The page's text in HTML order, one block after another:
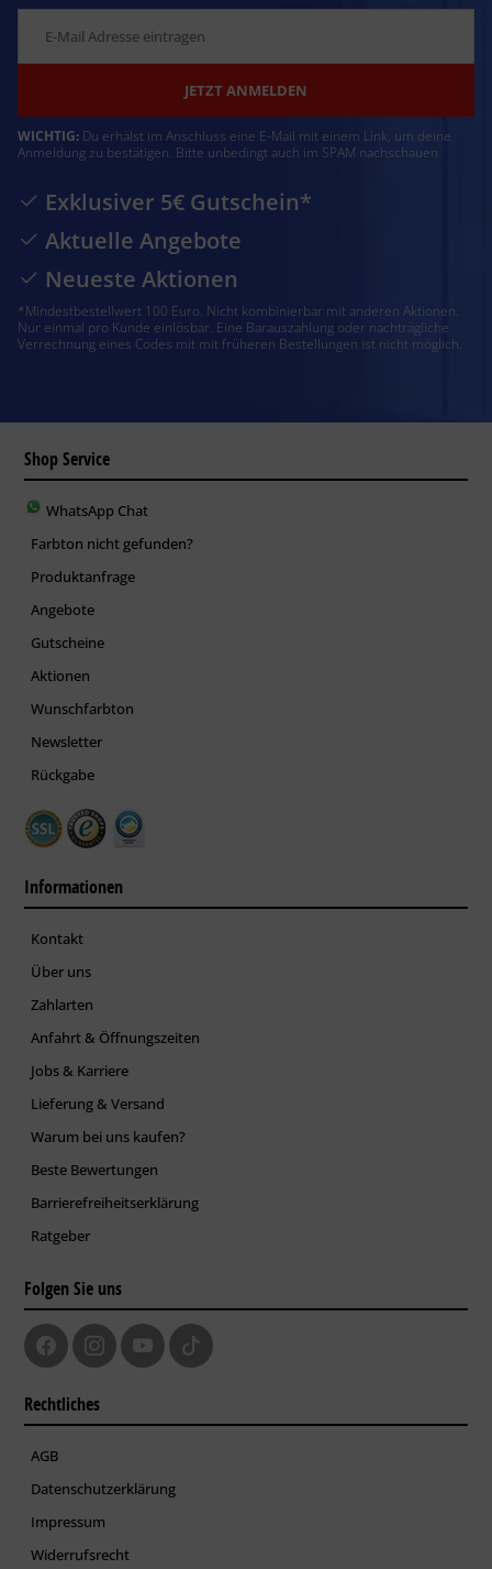
JETZT ANMELDEN
WICHTIG: Du erhälst im Anschluss eine E-Mail mit einem Link, um deine
Anmeldung zu bestätigen. Bitte unbedingt auch im SPAM nachschauen
Exklusiver 5€ Gutschein*
Aktuelle Angebote
Neueste Aktionen
*Mindestbestellwert 100 Euro. Nicht kombinierbar mit anderen Aktionen.
Nur einmal pro Kunde einlösbar. Eine Barauszahlung oder nachträgliche
Verrechnung eines Codes mit mit früheren Bestellungen ist nicht möglich.
Shop Service
WhatsApp Chat
Farbton nicht gefunden?
Produktanfrage
Angebote
Gutscheine
Aktionen
Wunschfarbton
Newsletter
Rückgabe
Informationen
Kontakt
Über uns
Zahlarten
Anfahrt & Öffnungszeiten
Jobs & Karriere
Lieferung & Versand
Warum bei uns kaufen?
Beste Bewertungen
Barrierefreiheitserklärung
Ratgeber
Folgen Sie uns
Rechtliches
AGB
Datenschutzerklärung
Impressum
Widerrufsrecht